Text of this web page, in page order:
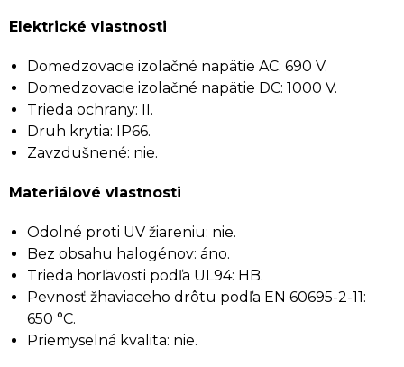
Elektrické vlastnosti
Domedzovacie izolačné napätie AC: 690 V.
Domedzovacie izolačné napätie DC: 1000 V.
Trieda ochrany: II.
Druh krytia: IP66.
Zavzdušnené: nie.
Materiálové vlastnosti
Odolné proti UV žiareniu: nie.
Bez obsahu halogénov: áno.
Trieda horľavosti podľa UL94: HB.
Pevnosť žhaviaceho drôtu podľa EN 60695-2-11:
650 °C.
Priemyselná kvalita: nie.